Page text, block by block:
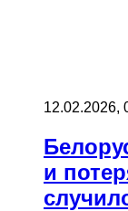
12.02.2026,
и